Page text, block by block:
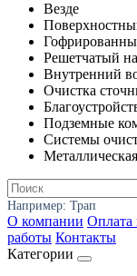
Везде
Решетчатый
Внутренний
Очистка
Подземные
Системы
Например: Трап
О компании Оплата
работы Контакты
Категории